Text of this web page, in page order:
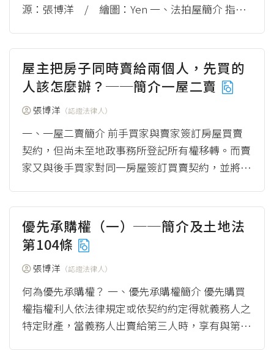
源：張博洋 / 繪圖：Yen 一、法拍屋簡介 指依
屋主把房子同時賣給兩個人，先買的
人該怎麼辦？──簡介一屋二賣
張博洋 （認證法律人）
一、一屋二賣簡介 前手買家與賣家簽訂房屋買賣
契約，但尚未至地政事務所登記所有權移轉。而賣
家又與後手買家對同一房屋簽訂買賣契約，並將房
優先承購權（一）──簡介及土地法
第104條
張博洋 （認證法律人）
何為優先承購權？ 一、優先承購權簡介 優先購買
權指權利人依法律規定或依契約約定得就義務人之
特定財產，當義務人出賣給第三人時，享有與第三